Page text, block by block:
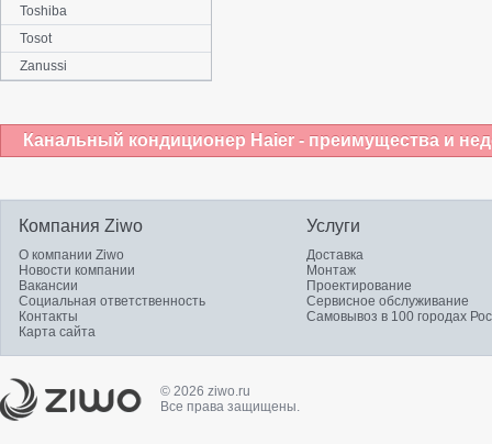
Toshiba
Tosot
Zanussi
Канальный кондиционер Haier - преимущества и
Компания Ziwo
О компании Ziwo
Новости компании
Вакансии
Социальная ответственность
Контакты
Карта сайта
Услуги
Доставка
Монтаж
Проектирование
Сервисное обслуживание
Самовывоз в 100 городах
© 2026 ziwo.ru
Все права защищены.